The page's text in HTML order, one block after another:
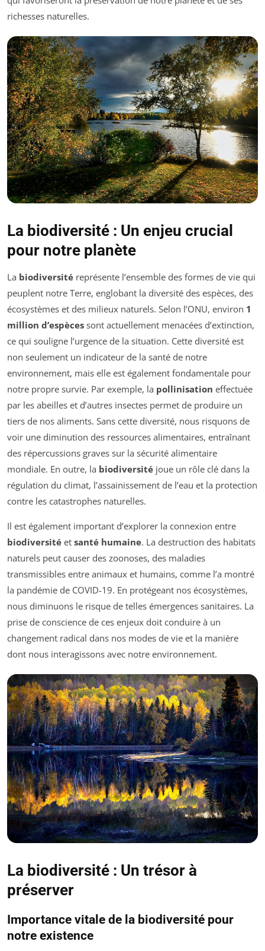
richesses naturelles.
La biodiversité : Un enjeu crucial
pour notre planète
La biodiversité représente l’ensemble des formes de vie qui
peuplent notre Terre, englobant la diversité des espèces, des
écosystèmes et des milieux naturels. Selon l’ONU, environ 1
million d’espèces sont actuellement menacées d’extinction,
ce qui souligne l’urgence de la situation. Cette diversité est
non seulement un indicateur de la santé de notre
environnement, mais elle est également fondamentale pour
notre propre survie. Par exemple, la pollinisation effectuée
par les abeilles et d’autres insectes permet de produire un
tiers de nos aliments. Sans cette diversité, nous risquons de
voir une diminution des ressources alimentaires, entraînant
des répercussions graves sur la sécurité alimentaire
mondiale. En outre, la biodiversité joue un rôle clé dans la
régulation du climat, l’assainissement de l’eau et la protection
contre les catastrophes naturelles.
Il est également important d’explorer la connexion entre
biodiversité et santé humaine. La destruction des habitats
naturels peut causer des zoonoses, des maladies
transmissibles entre animaux et humains, comme l’a montré
la pandémie de COVID-19. En protégeant nos écosystèmes,
nous diminuons le risque de telles émergences sanitaires. La
prise de conscience de ces enjeux doit conduire à un
changement radical dans nos modes de vie et la manière
dont nous interagissons avec notre environnement.
La biodiversité : Un trésor à
préserver
Importance vitale de la biodiversité pour
notre existence